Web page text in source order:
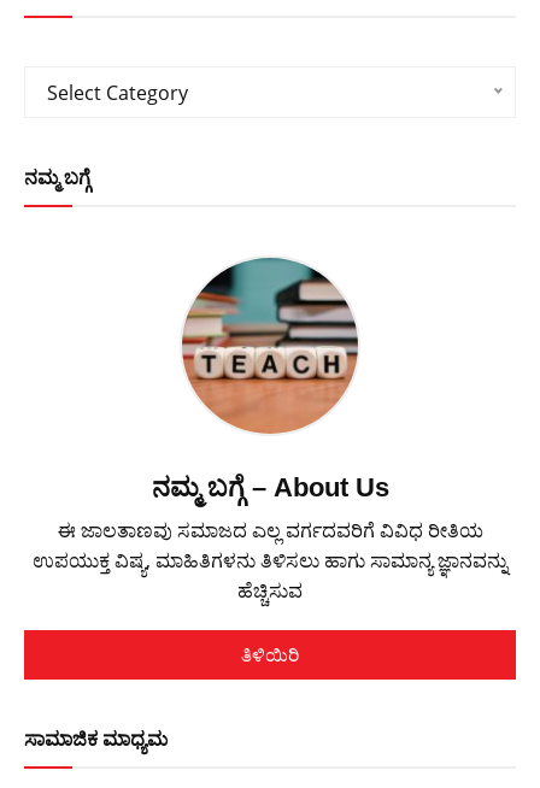
Categories
Select Category
ನಮ್ಮ ಬಗ್ಗೆ
ನಮ್ಮ ಬಗ್ಗೆ – About Us
ಈ ಜಾಲತಾಣವು ಸಮಾಜದ ಎಲ್ಲ ವರ್ಗದವರಿಗೆ ವಿವಿಧ ರೀತಿಯ
ಉಪಯುಕ್ತ ವಿಷ್ಯ, ಮಾಹಿತಿಗಳನು ತಿಳಿಸಲು ಹಾಗು ಸಾಮಾನ್ಯ ಜ್ಞಾನವನ್ನು
ಹೆಚ್ಚಿಸುವ
ತಿಳಿಯಿರಿ
ಸಾಮಾಜಿಕ ಮಾಧ್ಯಮ